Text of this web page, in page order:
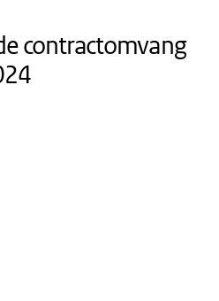
contractomvang